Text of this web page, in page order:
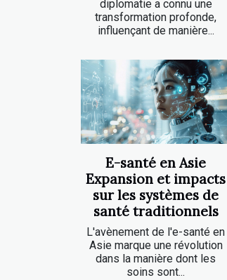
diplomatie a connu une
transformation profonde,
influençant de manière...
E-santé en Asie
Expansion et impacts
sur les systèmes de
santé traditionnels
L'avènement de l'e-santé en
Asie marque une révolution
dans la manière dont les
soins sont...